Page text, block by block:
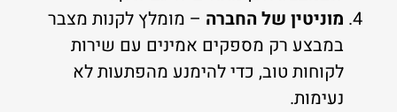
מוניטין של החברה – מומלץ לקנות מצבר
במבצע רק מספקים אמינים עם שירות
לקוחות טוב, כדי להימנע מהפתעות לא
נעימות.